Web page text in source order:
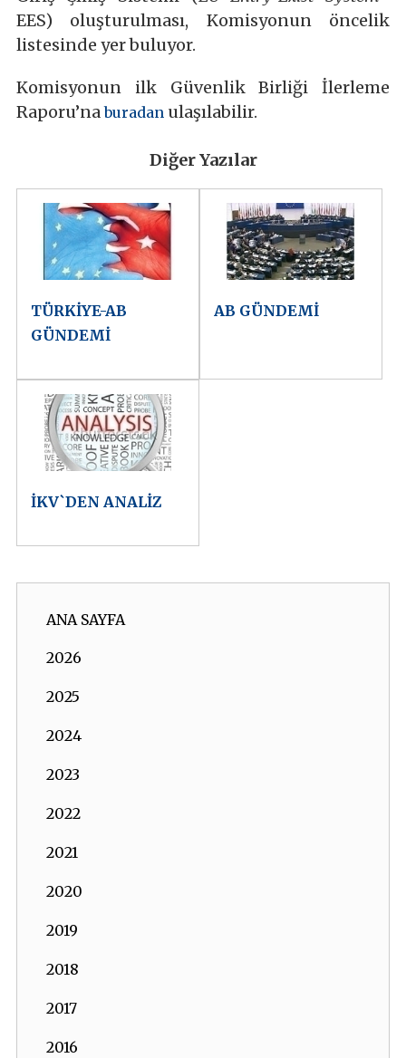
EES) oluşturulması, Komisyonun öncelik
listesinde yer buluyor.
Komisyonun ilk Güvenlik Birliği İlerleme
Raporu’naburadanulaşılabilir.
Diğer Yazılar
TÜRKİYE-AB
GÜNDEMİ
AB GÜNDEMİ
İKV`DEN ANALİZ
ANA SAYFA
2026
2025
2024
2023
2022
2021
2020
2019
2018
2017
2016